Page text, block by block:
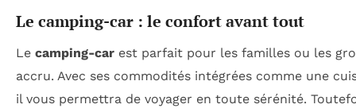
Le camping-car : le confort avant tout
Le camping-car est parfait pour les familles ou les
accru. Avec ses commodités intégrées comme une
il vous permettra de voyager en toute sérénité.